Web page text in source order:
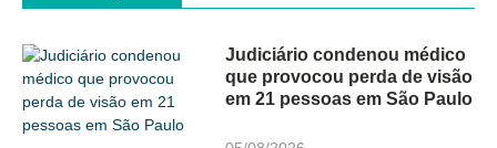
Judiciário condenou médico
que provocou perda de visão
em 21 pessoas em São Paulo